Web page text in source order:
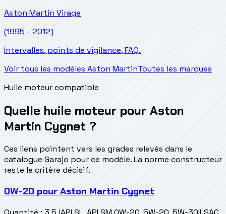
Aston Martin Virage
(1995 - 2012)
Intervalles, points de vigilance, FAQ.
Voir tous les modèles Aston MartinToutes les marques
Huile moteur compatible
Quelle huile moteur pour Aston
Martin Cygnet ?
Ces liens pointent vers les grades relevés dans le
catalogue Garajo pour ce modèle. La norme constructeur
reste le critère décisif.
0W-20 pour Aston Martin Cygnet